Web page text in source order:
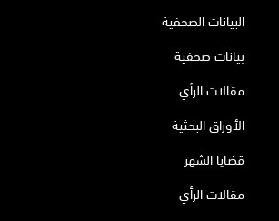
البيانات الصحفية
بيانات صحفية
مقالات الرأي
الأوراق البحثية
قضايا الشهر
مقالات الرأي